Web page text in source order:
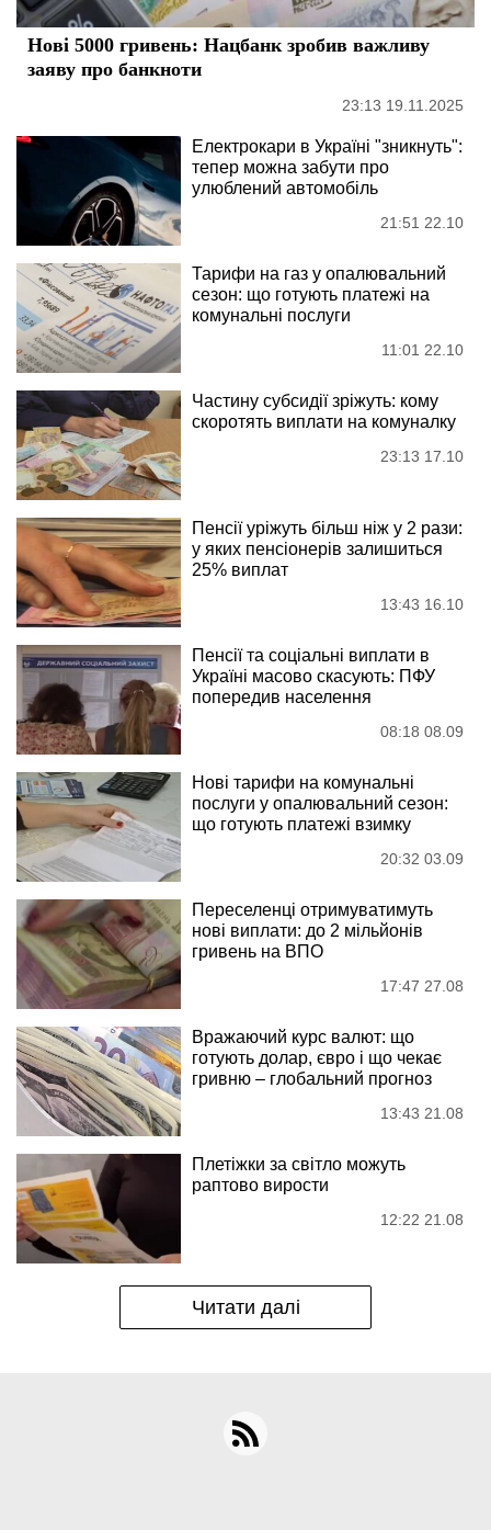
Нові 5000 гривень: Нацбанк зробив важливу
заяву про банкноти
23:13 19.11.2025
Електрокари в Україні "зникнуть":
тепер можна забути про
улюблений автомобіль
21:51 22.10
Тарифи на газ у опалювальний
сезон: що готують платежі на
комунальні послуги
11:01 22.10
Частину субсидії зріжуть: кому
скоротять виплати на комуналку
23:13 17.10
Пенсії уріжуть більш ніж у 2 рази:
у яких пенсіонерів залишиться
25% виплат
13:43 16.10
Пенсії та соціальні виплати в
Україні масово скасують: ПФУ
попередив населення
08:18 08.09
Нові тарифи на комунальні
послуги у опалювальний сезон:
що готують платежі взимку
20:32 03.09
Переселенці отримуватимуть
нові виплати: до 2 мільйонів
гривень на ВПО
17:47 27.08
Вражаючий курс валют: що
готують долар, євро і що чекає
гривню – глобальний прогноз
13:43 21.08
Плетіжки за світло можуть
раптово вирости
12:22 21.08
Читати далі